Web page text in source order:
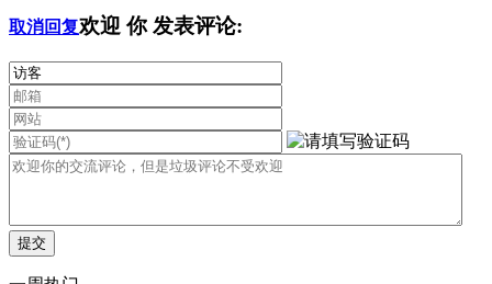
取消回复欢迎 你发表评论: